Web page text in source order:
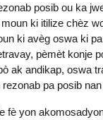
posib ou ka
ki itilize chèz
ki avèg oswa ki
pèmèt konje
ak andikap, oswa
pa posib
fè yon